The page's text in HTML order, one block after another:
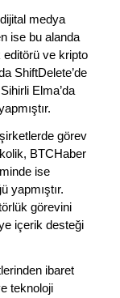
medya
ise bu alanda
ve kripto
ShiftDelete’de
Elma’da
görev
BTCHaber
ise
yapmıştır.
görevini
içerik desteği
ibaret
teknoloji